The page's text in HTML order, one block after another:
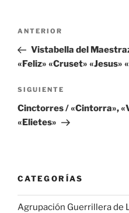
Navegación
entradas
Entrada
anterior:
ANTERIOR
Vistabella del
«Feliz» «Cruset» «Jesus»
Siguiente
entrada
SIGUIENTE
Cinctorres / «Cintorra»,
«Elietes»
CATEGORÍAS
Agrupación Guerrillera de